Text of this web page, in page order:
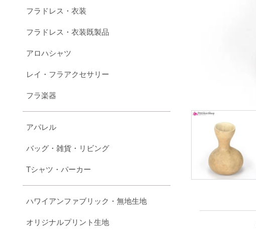
フラドレス・衣装
フラドレス・衣装既製品
アロハシャツ
レイ・フラアクセサリー
フラ楽器
アパレル
バッグ・雑貨・リビング
Tシャツ・パーカー
ハワイアンファブリック・無地生地
オリジナルプリント生地